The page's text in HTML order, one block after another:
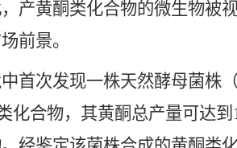
产黄酮类化合物的微生物被
前景。
发现一株天然酵母菌株（
化合物，其黄酮总产量可达